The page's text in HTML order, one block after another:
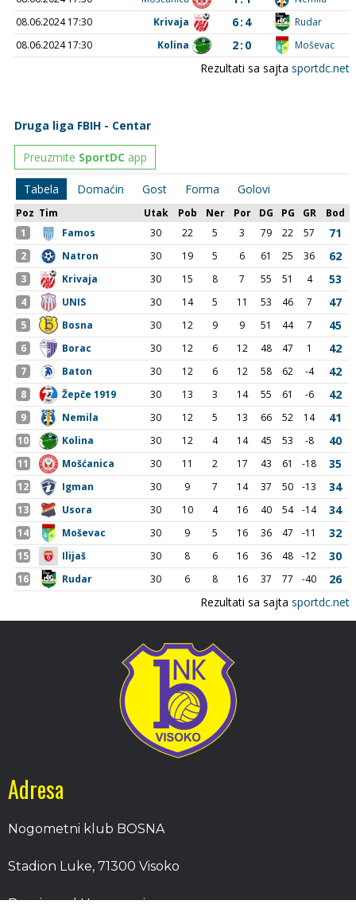
Adresa
Nogometni klub BOSNA
Stadion Luke, 71300 Visoko
Bosnia and Herzegovina